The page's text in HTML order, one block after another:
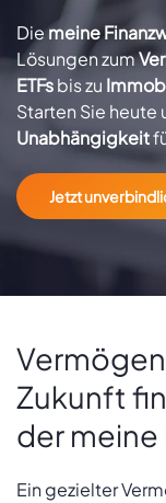
Diemeine
Lösungen zum
ETFsbis zu
Starten Sie heute
Unabhängigkeit
Jetzt
Zukunft
der meine
Ein gezielter